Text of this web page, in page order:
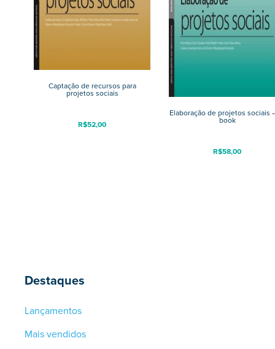
Destaques
Lançamentos
Mais vendidos
Captação de recursos para
projetos sociais
R$52,00
Elaboração de projetos sociais
book
R$58,00